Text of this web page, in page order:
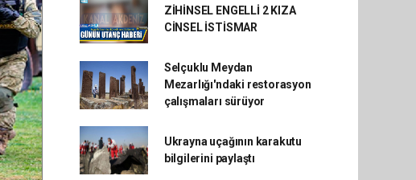
ZİHİNSEL ENGELLİ 2 KIZA
CİNSEL İSTİSMAR
Selçuklu Meydan
Mezarlığı'ndaki restorasyon
çalışmaları sürüyor
Ukrayna uçağının karakutu
bilgilerini paylaştı